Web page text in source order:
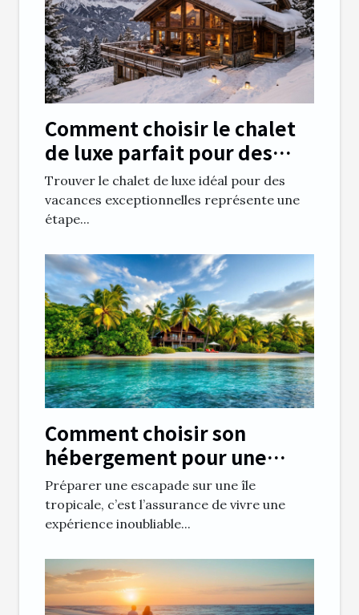
Comment choisir le chalet
de luxe parfait pour des
vacances inoubliables ?
Trouver le chalet de luxe idéal pour des
vacances exceptionnelles représente une
étape...
Comment choisir son
hébergement pour une
escapade parfaite en île
tropicale ?
Préparer une escapade sur une île
tropicale, c’est l’assurance de vivre une
expérience inoubliable...